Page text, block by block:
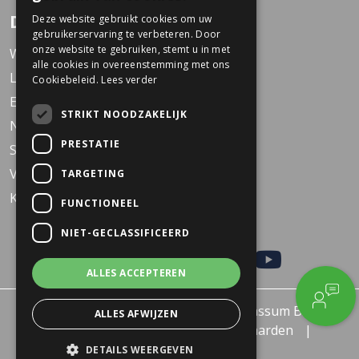
Dekkers Tweewielers
Werken bij Dekkers
Locaties
Events
Nieuws
Service
Veelgestelde vragen
KARO Solid schoolfiets
© 2026 - Dekkers Tweewielers Wanssum B.V.
Privacy policy
Algemene voorwaarden
Retourneren of Ruilen
Deze website gebruikt cookies om uw
gebruikerservaring te verbeteren. Door
onze website te gebruiken, stemt u in met
alle cookies in overeenstemming met ons
Cookiebeleid. Lees verder
STRIKT NOODZAKELIJK
PRESTATIE
TARGETING
FUNCTIONEEL
NIET-GECLASSIFICEERD
ALLES ACCEPTEREN
ALLES AFWIJZEN
DETAILS WEERGEVEN